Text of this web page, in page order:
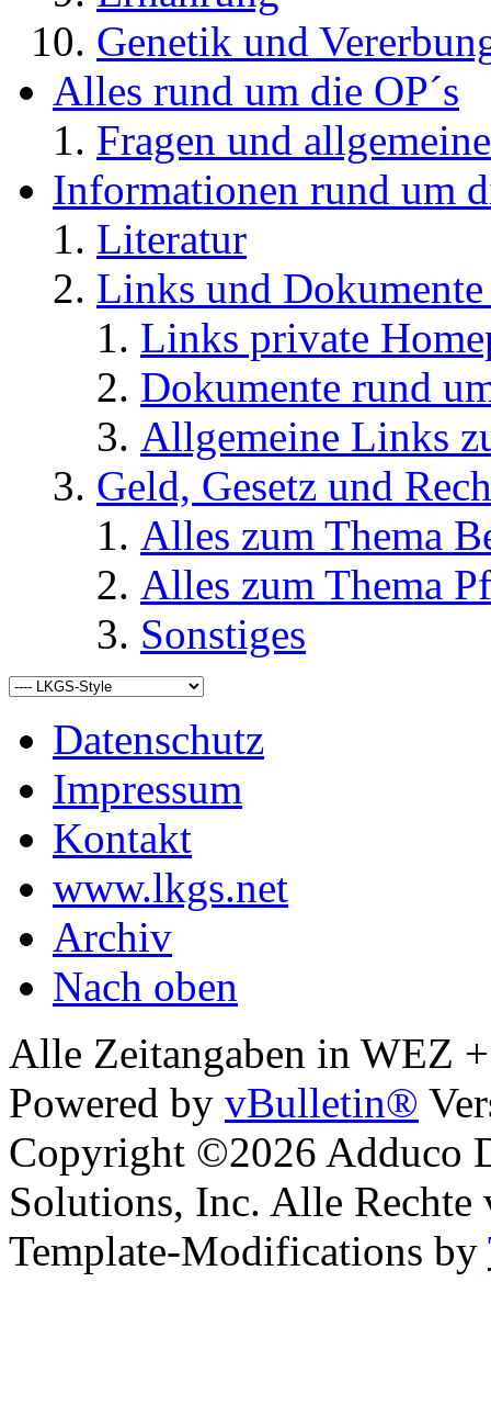
Genetik und
Alles rund um die OP´s
Fragen und
Informationen rund um
Literatur
Links und
Links private
Dokumente rund
Allgemeine Links
Geld, Gesetz und
Alles zum Thema
Alles zum Thema
Sonstiges
Datenschutz
Impressum
Kontakt
www.lkgs.net
Archiv
Nach oben
Alle Zeitangaben in WEZ
Powered by vBulletin®
Copyright ©2026 Adduco
Solutions, Inc. Alle Rechte
Template-Modifications by